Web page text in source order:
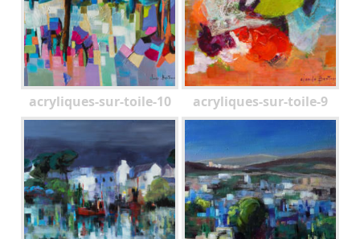
acryliques-sur-toile-10 acryliques-sur-toile-9